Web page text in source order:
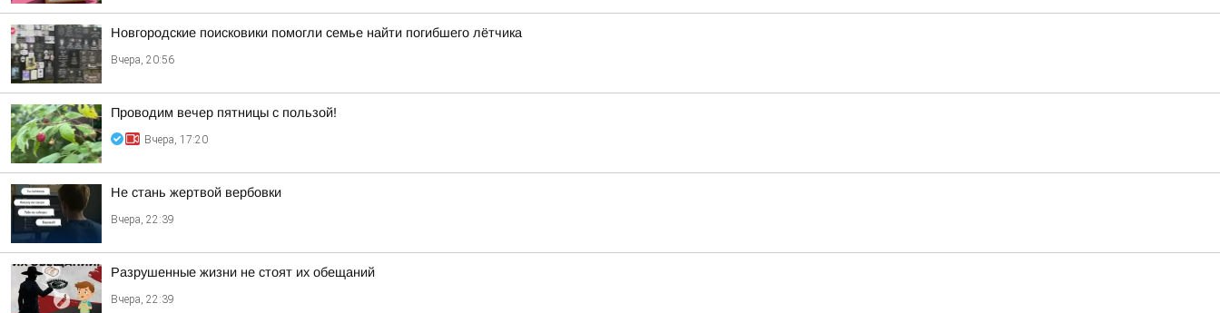
Новгородские поисковики помогли семье найти погибшего лётчика
Вчера, 20:56
Проводим вечер пятницы с пользой!
Вчера, 17:20
Не стань жертвой вербовки
Вчера, 22:39
Разрушенные жизни не стоят их обещаний
Вчера, 22:39